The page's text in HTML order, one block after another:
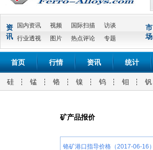
资
讯
国内资讯 视频 国际扫描
访谈
行业透视
图片 热点评论 专题
市
场
首页 行情 资讯 统计
硅 锰 铬 镍 钨 钼 钒
矿产品报价
铬矿港口指导价格（2017-06-16）